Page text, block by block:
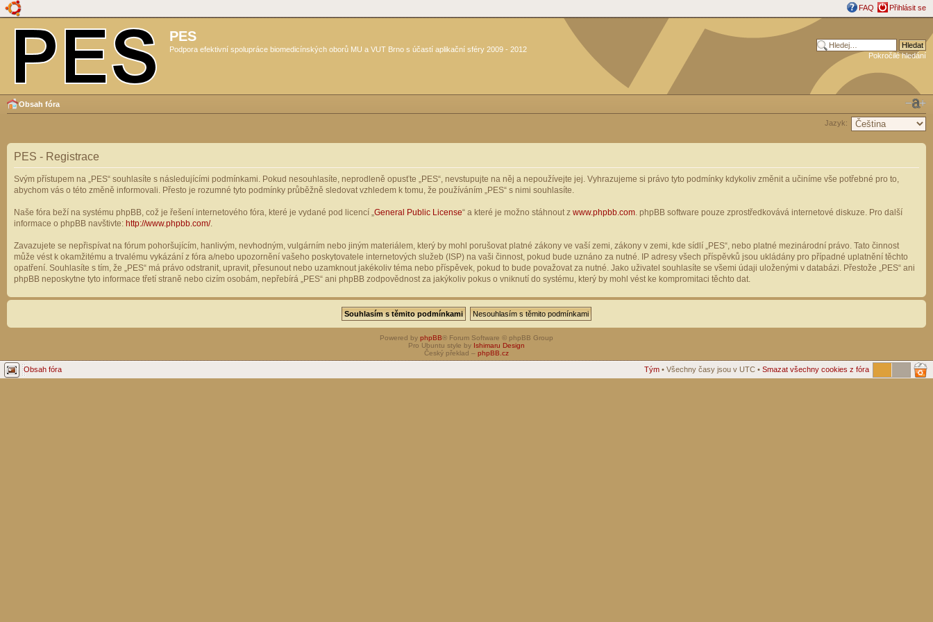
FAQ Přihlásit se
PES
Podpora efektivní spolupráce biomedicínských oborů MU a VUT Brno s účastí aplikační sféry 2009 - 2012
Pokročilé hledání
Obsah fóra
Jazyk:
PES - Registrace
Svým přístupem na „PES“ souhlasíte s následujícími podmínkami. Pokud nesouhlasíte, neprodleně opusťte „PES“, nevstupujte na něj a nepoužívejte jej. Vyhrazujeme si právo tyto podmínky kdykoliv změnit a učiníme vše potřebné pro to,
abychom vás o této změně informovali. Přesto je rozumné tyto podmínky průběžně sledovat vzhledem k tomu, že používáním „PES“ s nimi souhlasíte.
Naše fóra beží na systému phpBB, což je řešení internetového fóra, které je vydané pod licencí „ General Public License“ a které je možno stáhnout z www.phpbb.com . phpBB software pouze zprostředkovává internetové diskuze. Pro další
informace o phpBB navštivte: http://www.phpbb.com/.
Zavazujete se nepřispívat na fórum pohoršujícím, hanlivým, nevhodným, vulgárním nebo jiným materiálem, který by mohl porušovat platné zákony ve vaší zemi, zákony v zemi, kde sídlí „PES“, nebo platné mezinárodní právo. Tato činnost
může vést k okamžitému a trvalému vykázání z fóra a/nebo upozornění vašeho poskytovatele internetových služeb (ISP) na vaši činnost, pokud bude uznáno za nutné. IP adresy všech příspěvků jsou ukládány pro případné uplatnění těchto
opatření. Souhlasíte s tím, že „PES“ má právo odstranit, upravit, přesunout nebo uzamknout jakékoliv téma nebo příspěvek, pokud to bude považovat za nutné. Jako uživatel souhlasíte se všemi údaji uloženými v databázi. Přestože „PES“ ani
phpBB neposkytne tyto informace třetí straně nebo cizím osobám, nepřebírá „PES“ ani phpBB zodpovědnost za jakýkoliv pokus o vniknutí do systému, který by mohl vést ke kompromitaci těchto dat.
Powered by phpBB® Forum Software © phpBB Group
Pro Ubuntu style by Ishimaru Design
Český překlad – phpBB.cz
Obsah fóra Tým • Všechny časy jsou v UTC • Smazat všechny cookies z fóra